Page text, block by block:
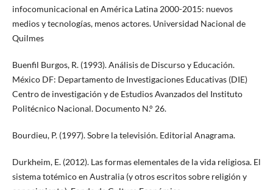
infocomunicacional en América Latina 2000-2015: nuevos
medios y tecnologías, menos actores. Universidad Nacional de
Quilmes
Buenfil Burgos, R. (1993). Análisis de Discurso y Educación.
México DF: Departamento de Investigaciones Educativas (DIE)
Centro de investigación y de Estudios Avanzados del Instituto
Politécnico Nacional. Documento N.° 26.
Bourdieu, P. (1997). Sobre la televisión. Editorial Anagrama.
Durkheim, E. (2012). Las formas elementales de la vida religiosa. El
sistema totémico en Australia (y otros escritos sobre religión y